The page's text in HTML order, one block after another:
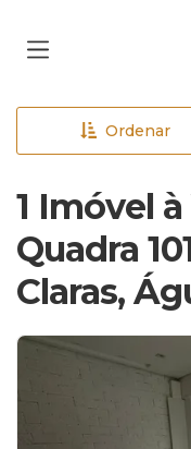
Ordenar
1 Imóvel
Quadra
Claras,